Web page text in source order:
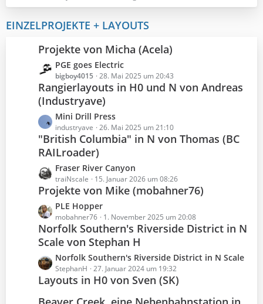
e
t
ä
e
t
z
t
e
B
i
t
r
ä
g
e
EINZELPROJEKTE + LAYOUTS
Projekte von Micha (Acela)
e
t
z
e
B
e
i
t
r
ä
g
e
PGE goes Electric
bigboy4015 28. Mai 2025 um 20:43
Rangierlayouts in H0 und N von Andreas
(Industryave)
L
e
t
z
e
B
e
i
r
ä
g
e
Mini Drill Press
industryave 26. Mai 2025 um 21:10
"British Columbia" in N von Thomas (BC
RAILroader)
L
e
t
z
t
e
B
e
i
r
ä
Fraser River Canyon
traiNscale 15. Januar 2026 um 08:26
Projekte von Mike (mobahner76)
L
e
t
z
e
B
e
i
PLE Hopper
mobahner76 1. November 2025 um 20:08
Norfolk Southern's Riverside District in N
Scale von Stephan H
L
e
t
Norfolk Southern's Riverside District in N Scale
StephanH 27. Januar 2024 um 19:32
Layouts in H0 von Sven (SK)